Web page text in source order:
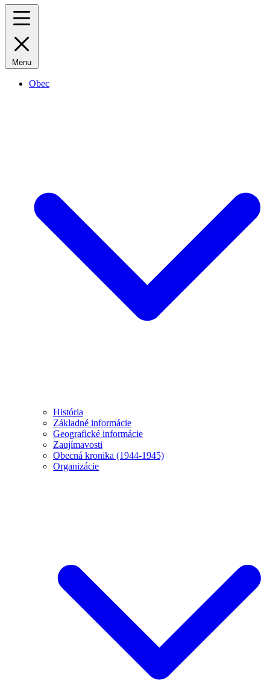
Menu
Obec
História
Základné informácie
Geografické informácie
Zaujímavosti
Obecná kronika (1944-1945)
Organizácie